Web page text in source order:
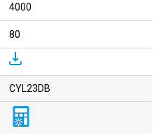
4000
80
CYL23DB